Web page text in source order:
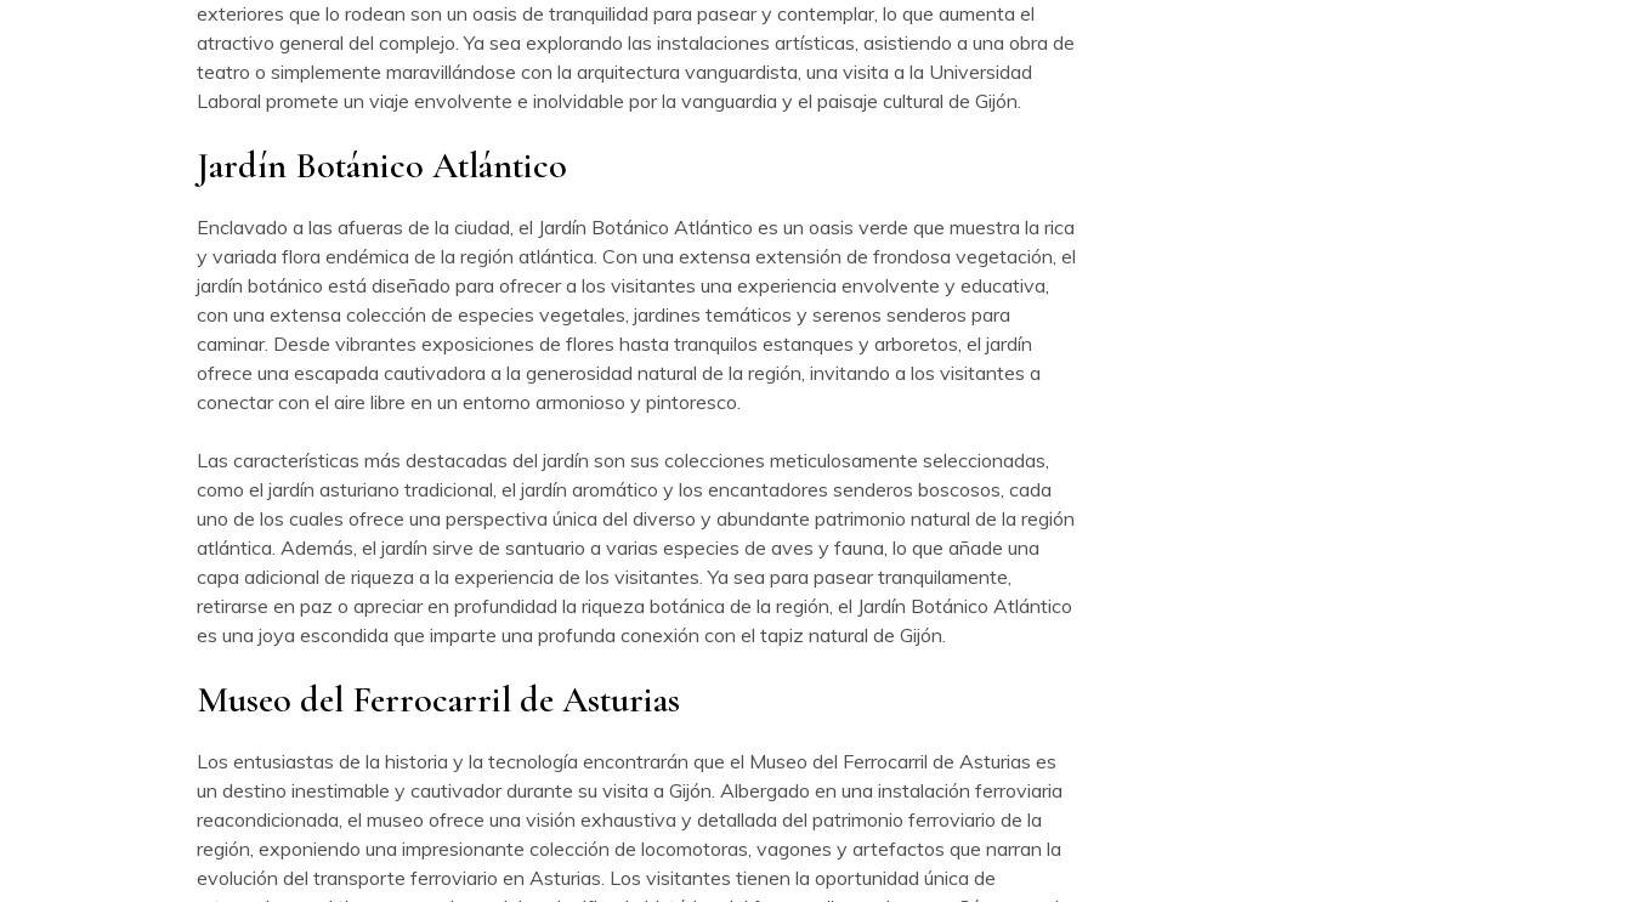
exteriores que lo rodean son un oasis de tranquilidad para pasear y contemplar, lo que aumenta el
atractivo general del complejo. Ya sea explorando las instalaciones artísticas, asistiendo a una obra de
teatro o simplemente maravillándose con la arquitectura vanguardista, una visita a la Universidad
Laboral promete un viaje envolvente e inolvidable por la vanguardia y el paisaje cultural de Gijón.
Jardín Botánico Atlántico
Enclavado a las afueras de la ciudad, el Jardín Botánico Atlántico es un oasis verde que muestra la rica
y variada flora endémica de la región atlántica. Con una extensa extensión de frondosa vegetación, el
jardín botánico está diseñado para ofrecer a los visitantes una experiencia envolvente y educativa,
con una extensa colección de especies vegetales, jardines temáticos y serenos senderos para
caminar. Desde vibrantes exposiciones de flores hasta tranquilos estanques y arboretos, el jardín
ofrece una escapada cautivadora a la generosidad natural de la región, invitando a los visitantes a
conectar con el aire libre en un entorno armonioso y pintoresco.
Las características más destacadas del jardín son sus colecciones meticulosamente seleccionadas,
como el jardín asturiano tradicional, el jardín aromático y los encantadores senderos boscosos, cada
uno de los cuales ofrece una perspectiva única del diverso y abundante patrimonio natural de la región
atlántica. Además, el jardín sirve de santuario a varias especies de aves y fauna, lo que añade una
capa adicional de riqueza a la experiencia de los visitantes. Ya sea para pasear tranquilamente,
retirarse en paz o apreciar en profundidad la riqueza botánica de la región, el Jardín Botánico Atlántico
es una joya escondida que imparte una profunda conexión con el tapiz natural de Gijón.
Museo del Ferrocarril de Asturias
Los entusiastas de la historia y la tecnología encontrarán que el Museo del Ferrocarril de Asturias es
un destino inestimable y cautivador durante su visita a Gijón. Albergado en una instalación ferroviaria
reacondicionada, el museo ofrece una visión exhaustiva y detallada del patrimonio ferroviario de la
región, exponiendo una impresionante colección de locomotoras, vagones y artefactos que narran la
evolución del transporte ferroviario en Asturias. Los visitantes tienen la oportunidad única de